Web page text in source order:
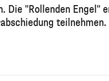
Die "Rollenden
teilnehmen.